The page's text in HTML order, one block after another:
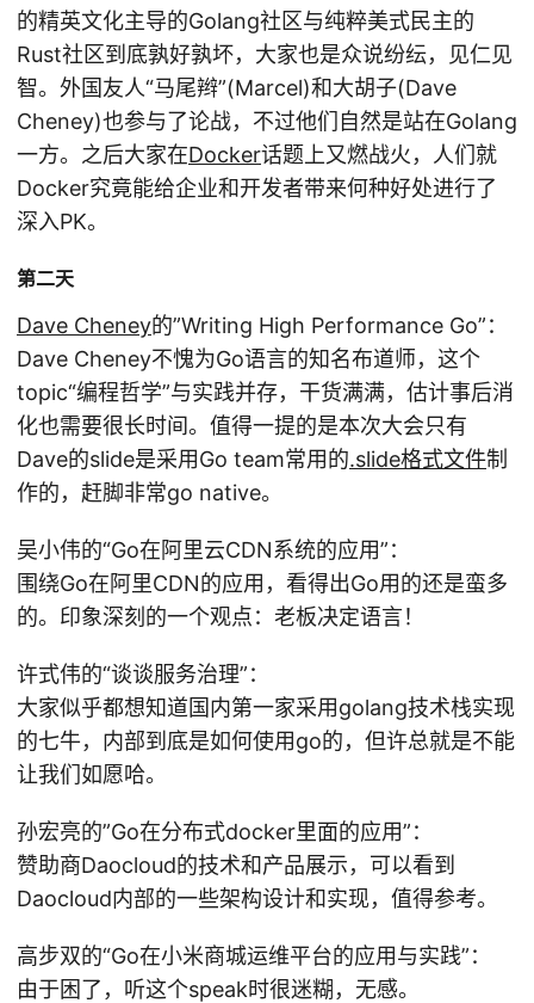
的精英文化主导的Golang社区与纯粹美式民主的
Rust社区到底孰好孰坏，大家也是众说纷纭，见仁见
智。外国友人“马尾辫”(Marcel)和大胡子(Dave
Cheney)也参与了论战，不过他们自然是站在Golang
一方。之后大家在Docker话题上又燃战火，人们就
Docker究竟能给企业和开发者带来何种好处进行了
深入PK。
第二天
Dave Cheney的”Writing High Performance Go”：
Dave Cheney不愧为Go语言的知名布道师，这个
topic“编程哲学”与实践并存，干货满满，估计事后消
化也需要很长时间。值得一提的是本次大会只有
Dave的slide是采用Go team常用的.slide格式文件制
作的，赶脚非常go native。
吴小伟的“Go在阿里云CDN系统的应用”：
围绕Go在阿里CDN的应用，看得出Go用的还是蛮多
的。印象深刻的一个观点：老板决定语言！
许式伟的“谈谈服务治理”：
大家似乎都想知道国内第一家采用golang技术栈实现
的七牛，内部到底是如何使用go的，但许总就是不能
让我们如愿哈。
孙宏亮的”Go在分布式docker里面的应用”：
赞助商Daocloud的技术和产品展示，可以看到
Daocloud内部的一些架构设计和实现，值得参考。
高步双的“Go在小米商城运维平台的应用与实践”：
由于困了，听这个speak时很迷糊，无感。